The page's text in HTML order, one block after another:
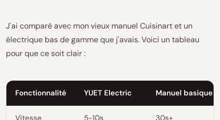
J'ai comparé avec mon vieux manuel Cuisinart et un
électrique bas de gamme que j'avais. Voici un tableau
pour que ce soit clair :
Fonctionnalité YUET Electric Manuel basique